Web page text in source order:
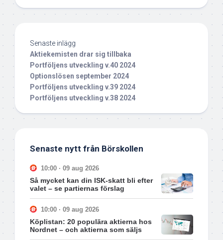
Senaste inlägg
Aktiekemisten drar sig tillbaka
Portföljens utveckling v.40 2024
Optionslösen september 2024
Portföljens utveckling v.39 2024
Portföljens utveckling v.38 2024
Senaste nytt från Börskollen
10:00 · 09 aug 2026
Så mycket kan din ISK-skatt bli efter
valet – se partiernas förslag
10:00 · 09 aug 2026
Köplistan: 20 populära aktierna hos
Nordnet – och aktierna som säljs